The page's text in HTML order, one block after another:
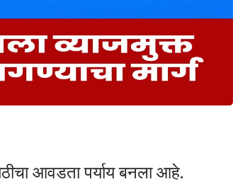
आवडता पर्याय बनला आहे.